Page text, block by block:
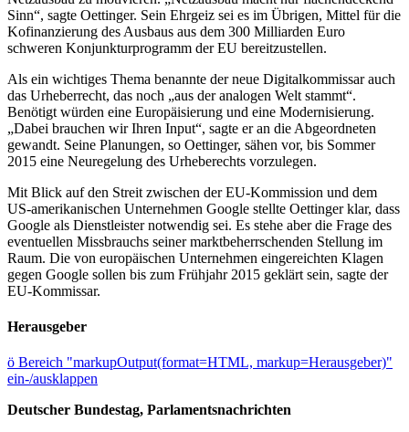
Sinn“, sagte Oettinger. Sein Ehrgeiz sei es im Übrigen, Mittel für die
Kofinanzierung des Ausbaus aus dem 300 Milliarden Euro
schweren Konjunkturprogramm der EU bereitzustellen.
Als ein wichtiges Thema benannte der neue Digitalkommissar auch
das Urheberrecht, das noch „aus der analogen Welt stammt“.
Benötigt würden eine Europäisierung und eine Modernisierung.
„Dabei brauchen wir Ihren Input“, sagte er an die Abgeordneten
gewandt. Seine Planungen, so Oettinger, sähen vor, bis Sommer
2015 eine Neuregelung des Urheberechts vorzulegen.
Mit Blick auf den Streit zwischen der EU-Kommission und dem
US-amerikanischen Unternehmen Google stellte Oettinger klar, dass
Google als Dienstleister notwendig sei. Es stehe aber die Frage des
eventuellen Missbrauchs seiner marktbeherrschenden Stellung im
Raum. Die von europäischen Unternehmen eingereichten Klagen
gegen Google sollen bis zum Frühjahr 2015 geklärt sein, sagte der
EU-Kommissar.
Herausgeber
ö Bereich "markupOutput(format=HTML, markup=Herausgeber)"
ein-/ausklappen
Deutscher Bundestag, Parlamentsnachrichten